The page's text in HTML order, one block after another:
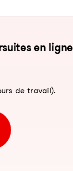
en li­gne
de travail).